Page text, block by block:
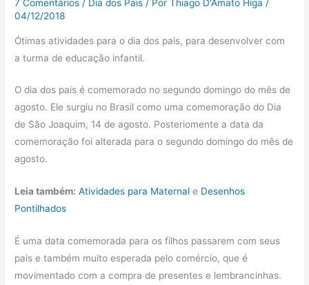
7 Comentários / Dia dos Pais / PorThiago D'Amato Higa /
04/12/2018
Ótimas atividades para o dia dos pais, para desenvolver com
a turma de educação infantil.
O dia dos pais é comemorado no segundo domingo do mês de
agosto. Ele surgiu no Brasil como uma comemoração do Dia
de São Joaquim, 14 de agosto. Posteriomente a data da
comemoração foi alterada para o segundo domingo do mês de
agosto.
Leia também: Atividades para Maternal e Desenhos
Pontilhados
É uma data comemorada para os filhos passarem com seus
pais e também muito esperada pelo comércio, que é
movimentado com a compra de presentes e lembrancinhas.